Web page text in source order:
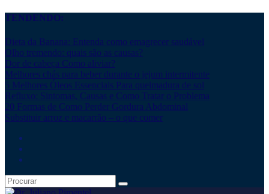
TENDENDO:
Dieta da Banana: Entenda como emagrecer saudável
Olho tremendo: quais são as causas?
Dor de cabeça Como aliviar?
Melhores chás para beber durante o jejum intermitente
5 Melhores Óleos Essenciais Para queimadura de sol
Refluxo: Sintomas, Causas e Como Tratar o Problema
20 Formas de Como Perder Gordura Abdominal
Substituir arroz e macarrão – o que comer